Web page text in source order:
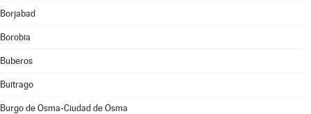
Borjabad
Borobia
Buberos
Buitrago
Burgo de Osma-Ciudad de Osma